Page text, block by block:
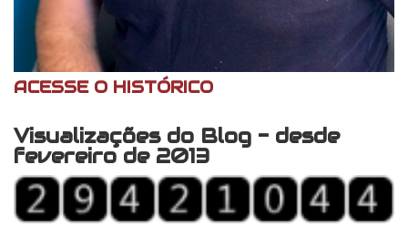
ACESSE O HISTÓRICO
Visualizações do Blog - desde
fevereiro de 2013